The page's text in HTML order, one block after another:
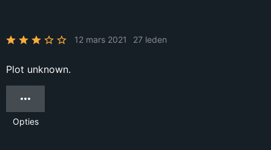
12 mars 2021 27 leden
Plot unknown.
Opties